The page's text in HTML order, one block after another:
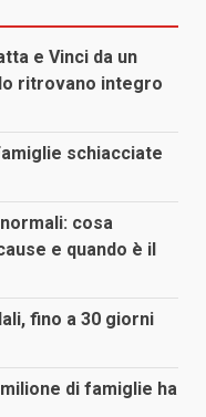
e Vinci da un
ritrovano integro
schiacciate
cosa
e quando è il
fino a 30 giorni
di famiglie ha